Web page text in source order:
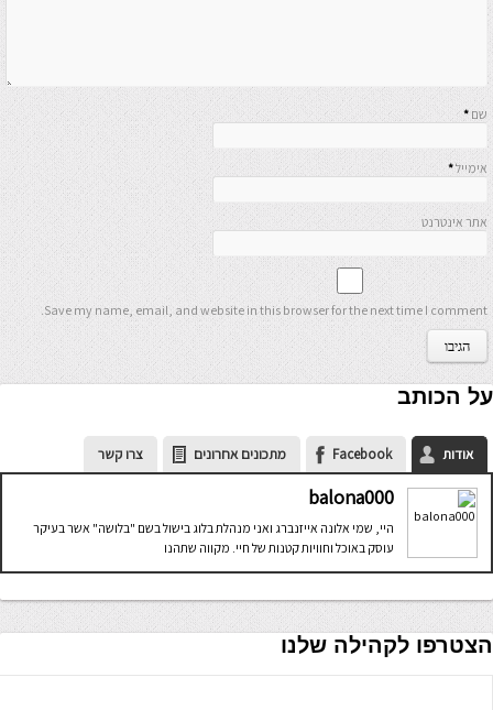
שם *
אימייל*
אתר אינטרנט
Save my name, email, and website in this browser for the next time I comment.
על הכותב
אודות Facebook מתכונים אחרונים צרו קשר
balona000
היי, שמי אלונה אייזנברג ואני מנהלת בלוג בישול בשם "בלושה" אשר בעיקר
עוסק באוכל וחוויות קטנות של חיי. מקווה שתהנו
הצטרפו לקהילה שלנו